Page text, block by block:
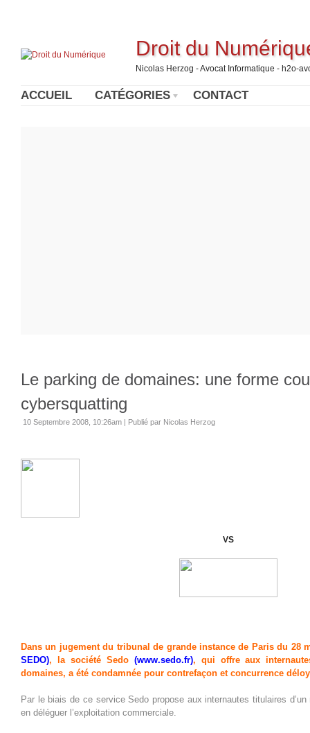
Droit du
Nicolas Herzog - Avocat Informatique - h2o-
ACCUEIL CATÉGORIES CONTACT
Le parking de domaines: une forme
cybersquatting
10 Septembre 2008, 10:26am | Publié par Nicolas Herzog
VS
Dans un jugement du tribunal de grande instance de Paris du 28
SEDO), la société Sedo (www.sedo.fr), qui offre aux
domaines, a été condamnée pour contrefaçon et concurrence
Par le biais de ce service Sedo propose aux internautes titulaires
en déléguer l’exploitation commerciale.